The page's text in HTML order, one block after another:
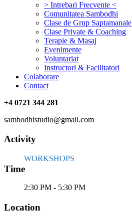
> Intrebari Frecvente <
Comunitatea Sambodhi
Clase de Grup Saptamanale
Clase Private & Coaching
Terapie & Masaj
‎Evenimente
Voluntariat
‏‏‎Instructori & Facilitatori
Colaborare
Contact
+4 0721 344 281
sambodhistudio@gmail.com
Activity
WORKSHOPS
Time
2:30 PM - 5:30 PM
Location